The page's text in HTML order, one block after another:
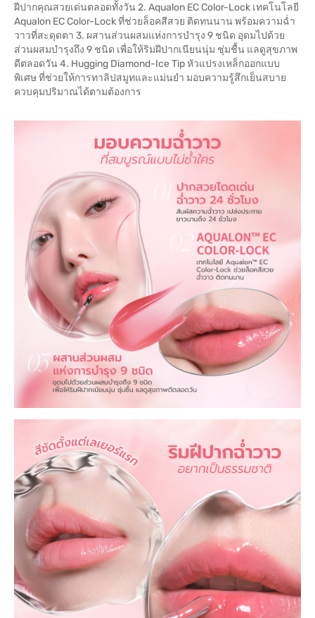
ฝีปากคุณสวยเด่นตลอดทั้งวัน 2. Aqualon EC Color-Lock เทคโนโลยี
Aqualon EC Color-Lock ที่ช่วยล็อคสีสวย ติดทนนาน พร้อมความฉ่ำ
วาวที่สะดุดตา 3. ผสานส่วนผสมแห่งการบำรุง 9 ชนิด อุดมไปด้วย
ส่วนผสมบำรุงถึง 9 ชนิด เพื่อให้ริมฝีปากเนียนนุ่ม ชุ่มชื้น แลดูสุขภาพ
ดีตลอดวัน 4. Hugging Diamond-Ice Tip หัวแปรงเหล็กออกแบบ
พิเศษ ที่ช่วยให้การทาลิปสมูทและแม่นยำ มอบความรู้สึกเย็นสบาย
ควบคุมปริมาณได้ตามต้องการ